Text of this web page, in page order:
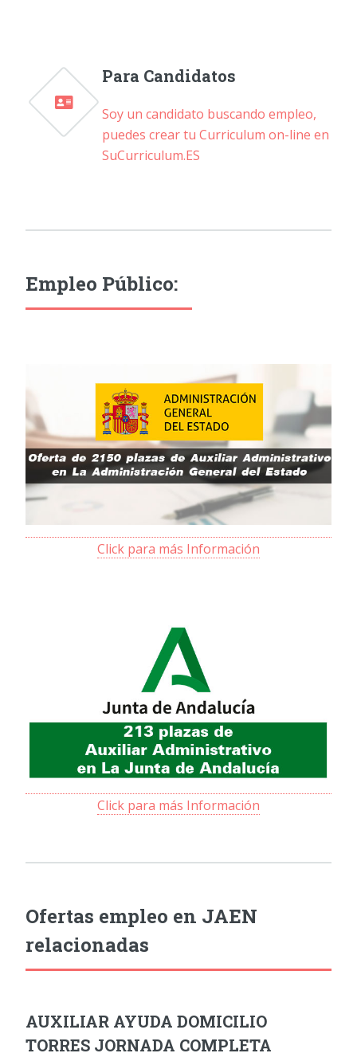
Para Candidatos
Soy un candidato buscando empleo,
puedes crear tu Curriculum on-line en
SuCurriculum.ES
Empleo Público:
Click para más Información
Click para más Información
Ofertas empleo en JAEN
relacionadas
AUXILIAR AYUDA DOMICILIO
TORRES JORNADA COMPLETA